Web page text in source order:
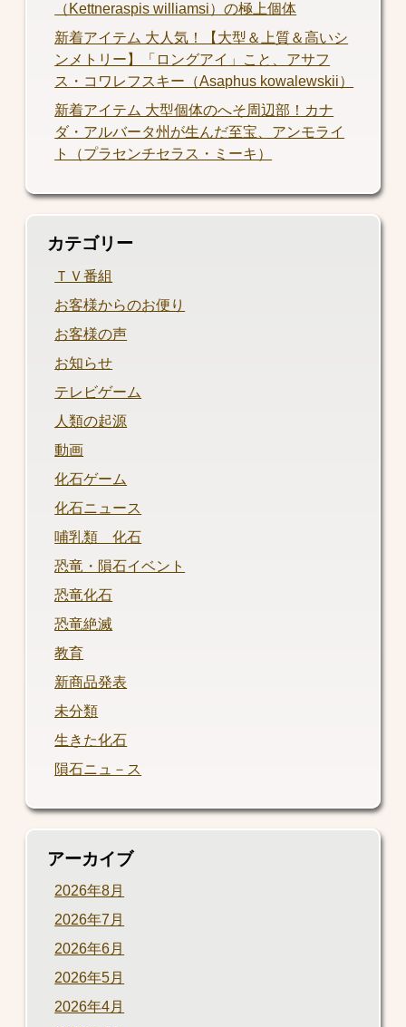
（Kettneraspis williamsi）の極上個体
新着アイテム 大人気！【大型＆上質＆高いシ
ンメトリー】「ロングアイ」こと、アサフ
ス・コワレフスキー（Asaphus kowalewskii）
新着アイテム 大型個体のへそ周辺部！カナ
ダ・アルバータ州が生んだ至宝、アンモライ
ト（プラセンチセラス・ミーキ）
カテゴリー
ＴＶ番組
お客様からのお便り
お客様の声
お知らせ
テレビゲーム
人類の起源
動画
化石ゲーム
化石ニュース
哺乳類 化石
恐竜・隕石イベント
恐竜化石
恐竜絶滅
教育
新商品発表
未分類
生きた化石
隕石ニュ－ス
アーカイブ
2026年8月
2026年7月
2026年6月
2026年5月
2026年4月